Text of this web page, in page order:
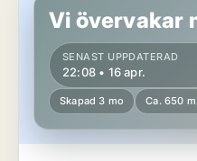
Vi övervakar
SENAST UPPDATERAD
22:08 • 16 apr.
Skapad 3 mo Ca. 650